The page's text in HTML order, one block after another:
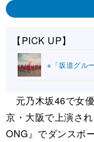
【PICK UP】
※「坂道グル
元乃木坂46で女
京・大阪で上演さ
ONG』でダンスボ